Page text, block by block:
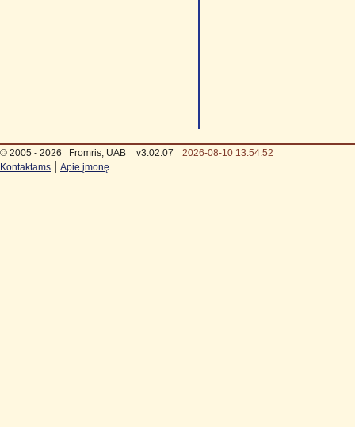
© 2005 - 2026 Fromris, UAB v3.02.07
2026-08-10 13:54:52
Kontaktams
Apie įmonę